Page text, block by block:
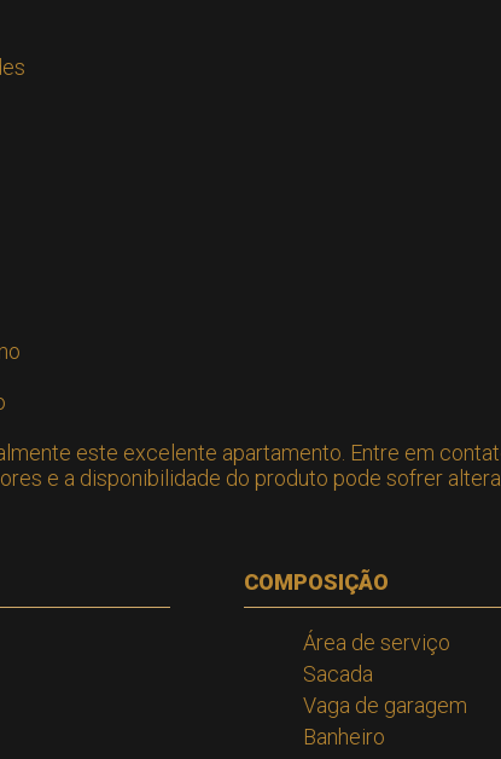
este excelente apartamento. Entre em
e a disponibilidade do produto pode sofrer
COMPOSIÇÃO
Área de serviço
Sacada
Vaga de garagem
Banheiro